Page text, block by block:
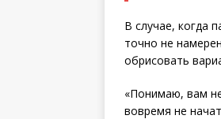
В случае, когда
точно не
обрисовать
«Понимаю, вам
вовремя не